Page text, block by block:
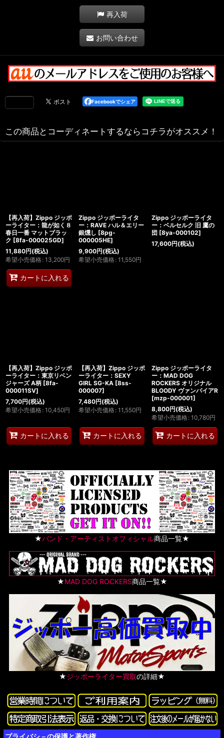
再入荷
お問い合わせ
Facebookでシェア
この商品とコーディネートするならコチラがオススメ！
【再入荷】Zippo ジッポ
ーライター：龍が如く８
春日一番 マットブラッ
ク [8fa-000025GD]
11,880円(税込)
希望小売価格 : 13,200円
カートに入れる
Zippo ジッポーライタ
ー：RAVE ハル＆エリー
銀燻し [8pg-
000005HE]
9,900円(税込)
希望小売価格 : 11,550円
Zippo ジッポーライタ
ー：ベルセルク 旧 鷹の
団 [8ya-000102]
17,600円(税込)
【再入荷】Zippo ジッポ
ーライター：東京リベン
ジャーズ A柄 [8fa-
000011SV]
7,700円(税込)
希望小売価格 : 10,450円
カートに入れる
【再入荷】Zippo ジッポ
ーライター：SEXY
GIRL SG-KA [8ss-
000007]
7,480円(税込)
希望小売価格 : 11,550円
カートに入れる
Zippo ジッポーライタ
ー：MAD DOG
ROCKERS オリジナル
BLOODY ヴァンパイアR
[mzp-000001]
8,800円(税込)
希望小売価格 : 10,780円
カートに入れる
★バンド・アーティストオフィシャル商品一覧★
★MAD DOG ROCKERS商品一覧★
★ジッポーライター買取の詳細★
プライバシ－の保護と著作権